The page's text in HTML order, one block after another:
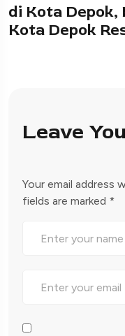
di Kota Depok,
Kota Depok
Leave
Your email address
fields are marked *